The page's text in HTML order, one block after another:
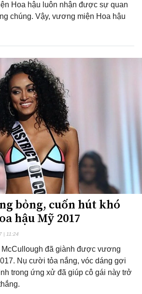
Hoa hậu luôn nhận được sự quan
chúng. Vậy, vương miện Hoa hậu
bỏng, cuốn hút khó
hậu Mỹ 2017
| 11:24
McCullough đã giành được vương
Nụ cười tỏa nắng, vóc dáng gợi
trong ứng xử đã giúp cô gái này trở